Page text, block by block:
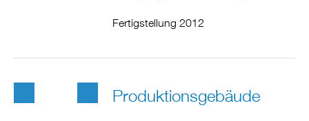
Fertigstellung 2012
Produktionsgebäude